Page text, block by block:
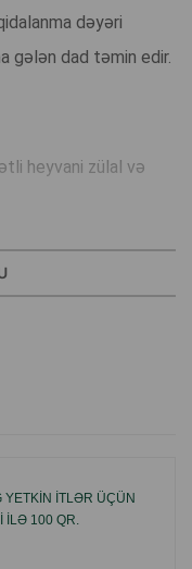
dəyəri
gələn dad təmin edir.
heyvani zülal və
həzm sistemi
ətirləndirici və
YETKIN ITLƏR ÜÇÜN
ILƏ 100 QR.